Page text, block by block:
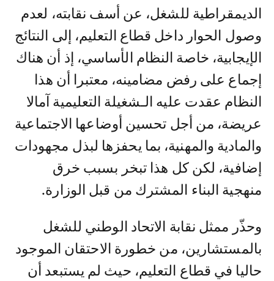
الديمقراطية للشغل، عن أسف نقابته، لعدم
وصول الحوار داخل قطاع التعليم، إلى النتائج
الإيجابية، خاصة النظام الأساسي، إذ أن هناك
إجماع على رفض مضامينه، معتبرا أن هذا
النظام عقدت عليه الـشغيلة التعليمية آمالا
عريضة، من أجل تحسين أوضاعها الاجتماعية
والمادية والمهنية، بما يحفزها لبذل مجهودات
إضافية، لكن كل هذا تبخر بسبب خرق
منهجية البناء المشترك من قبل الوزارة.
وحذّر ممثل نقابة الاتحاد الوطني للشغل
بالمستشارين، من خطورة الاحتقان الموجود
حاليا في قطاع التعليم، حيث لم يستبعد أن